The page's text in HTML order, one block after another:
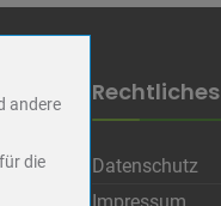
Rechtliches
Datenschutz
andere
die